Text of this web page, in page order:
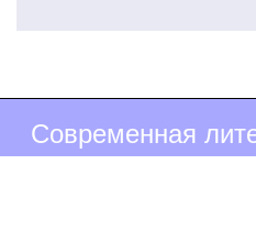
Современная